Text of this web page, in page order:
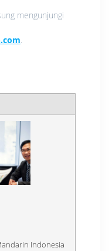
mengunjungi
.
Indonesia